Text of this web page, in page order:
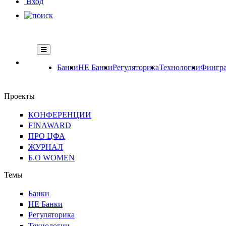
БанкиНЕ БанкиРегуляторикаТехнологии
Проекты
КОНФЕРЕНЦИИ
FINAWARD
ПРО ЦФА
ЖУРНАЛ
Б.О WOMEN
Темы
Банки
НЕ Банки
Регуляторика